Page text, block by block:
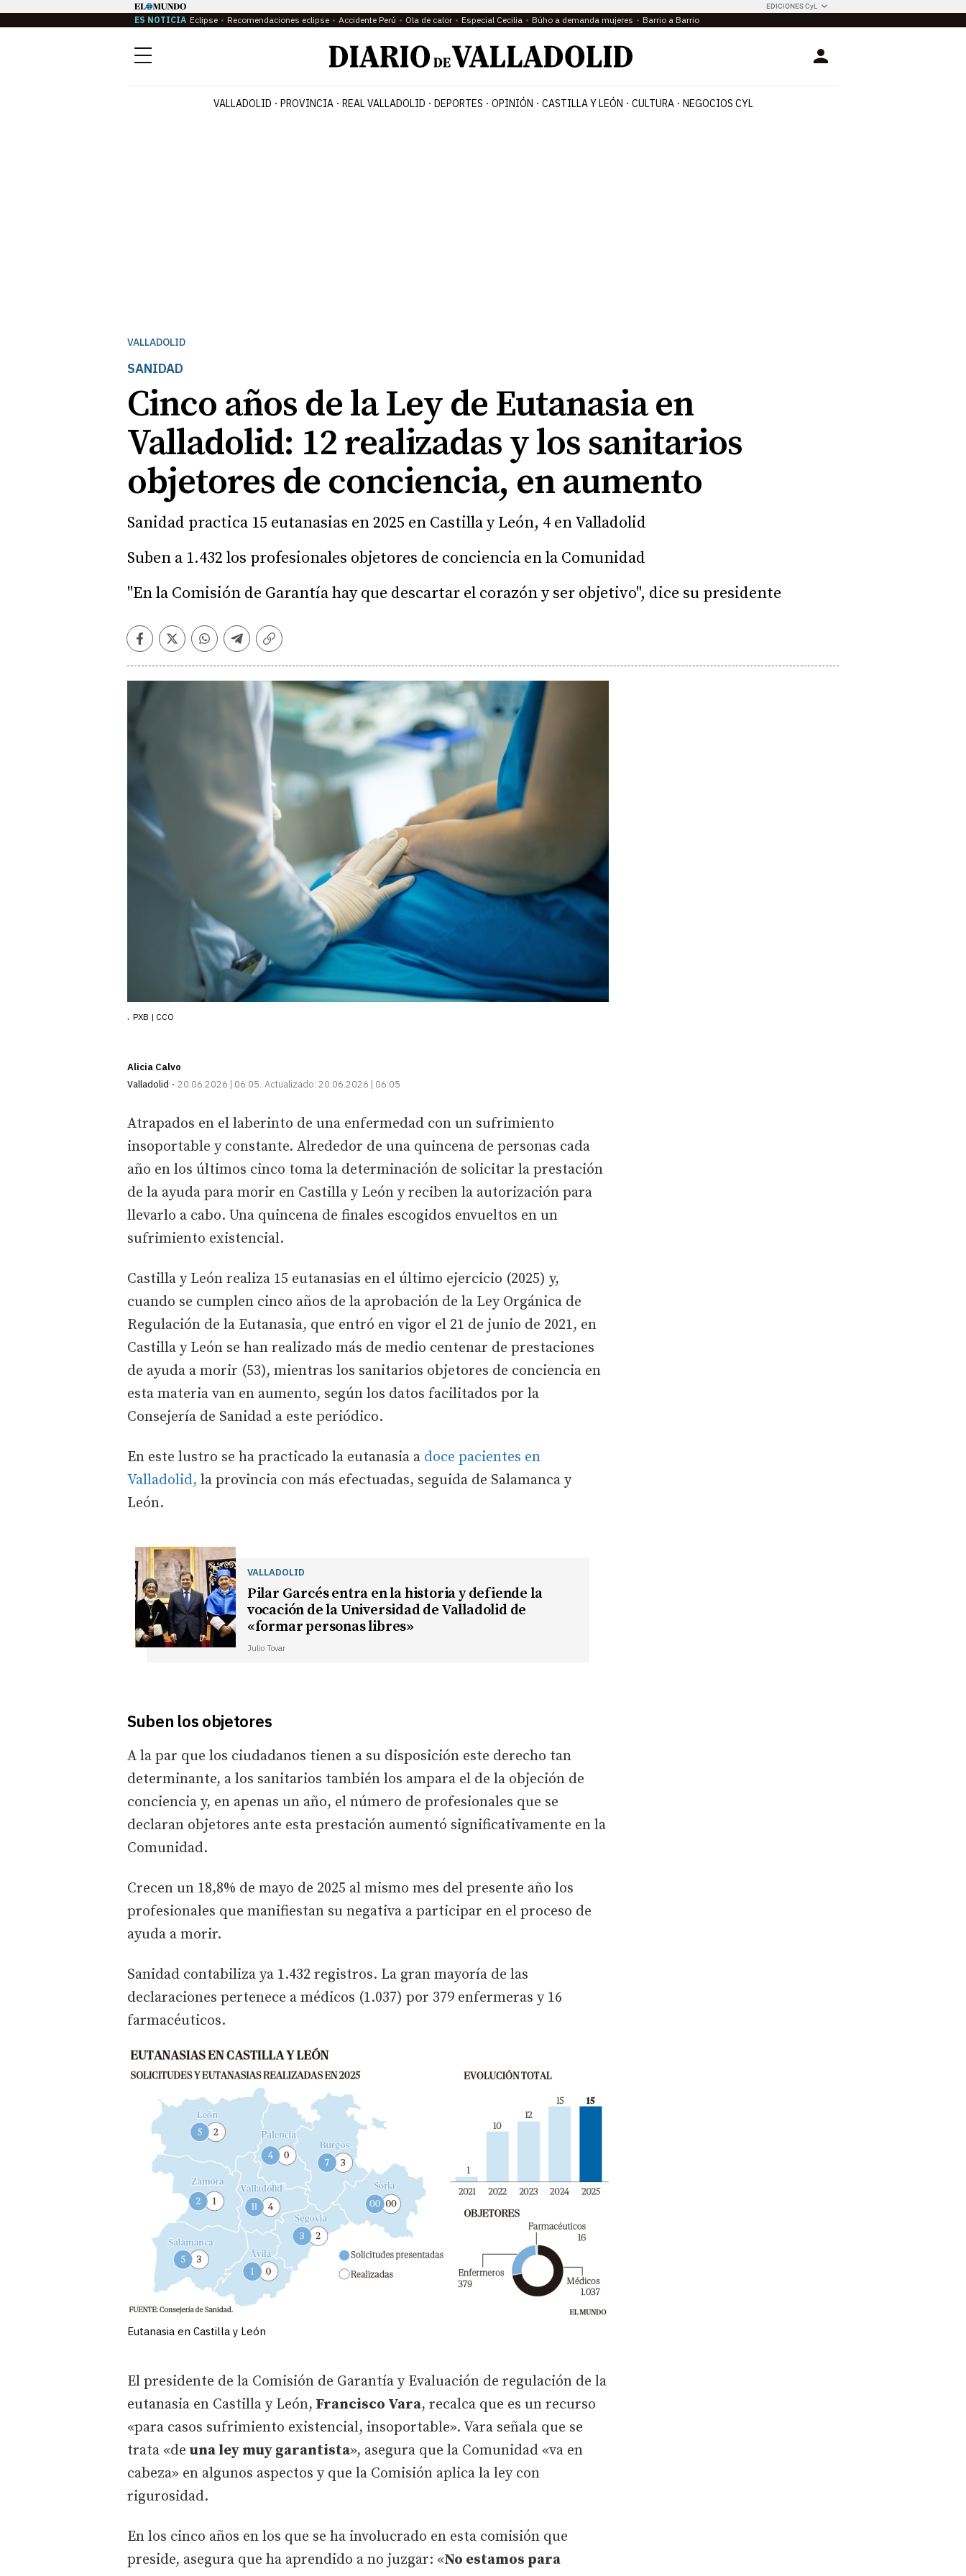
EDICIONES CyL
ES NOTICIA Eclipse Recomendaciones eclipse Accidente Perú Ola de calor Especial Cecilia Búho a demanda mujeres Barrio a Barrio
Menú Login
VALLADOLID PROVINCIA REAL VALLADOLID DEPORTES OPINIÓN CASTILLA Y LEÓN CULTURA NEGOCIOS CYL
VALLADOLID
SANIDAD
Cinco años de la Ley de Eutanasia en
Valladolid: 12 realizadas y los sanitarios
objetores de conciencia, en aumento
Sanidad practica 15 eutanasias en 2025 en Castilla y León, 4 en Valladolid
Suben a 1.432 los profesionales objetores de conciencia en la Comunidad
"En la Comisión de Garantía hay que descartar el corazón y ser objetivo", dice su presidente
Facebook
TwitterWhatsapp
Telegram
Copiar
. PXB | CCO
Alicia Calvo
Valladolid
20.06.2026 | 06:05 Actualizado: 20.06.2026 | 06:05
Atrapados en el laberinto de una enfermedad con un sufrimiento
insoportable y constante. Alrededor de una quincena de personas cada
año en los últimos cinco toma la determinación de solicitar la prestación
de la ayuda para morir en Castilla y León y reciben la autorización para
llevarlo a cabo. Una quincena de finales escogidos envueltos en un
sufrimiento existencial.
Castilla y León realiza 15 eutanasias en el último ejercicio (2025) y,
cuando se cumplen cinco años de la aprobación de la Ley Orgánica de
Regulación de la Eutanasia, que entró en vigor el 21 de junio de 2021, en
Castilla y León se han realizado más de medio centenar de prestaciones
de ayuda a morir (53), mientras los sanitarios objetores de conciencia en
esta materia van en aumento, según los datos facilitados por la
Consejería de Sanidad a este periódico.
En este lustro se ha practicado la eutanasia a doce pacientes en
Valladolid, la provincia con más efectuadas, seguida de Salamanca y
León.
VALLADOLID
Pilar Garcés entra en la historia y defiende la
vocación de la Universidad de Valladolid de
«formar personas libres»
Julio Tovar
Suben los objetores
A la par que los ciudadanos tienen a su disposición este derecho tan
determinante, a los sanitarios también los ampara el de la objeción de
conciencia y, en apenas un año, el número de profesionales que se
declaran objetores ante esta prestación aumentó significativamente en la
Comunidad.
Crecen un 18,8% de mayo de 2025 al mismo mes del presente año los
profesionales que manifiestan su negativa a participar en el proceso de
ayuda a morir.
Sanidad contabiliza ya 1.432 registros. La gran mayoría de las
declaraciones pertenece a médicos (1.037) por 379 enfermeras y 16
farmacéuticos.
Eutanasia en Castilla y León
El presidente de la Comisión de Garantía y Evaluación de regulación de la
eutanasia en Castilla y León, Francisco Vara, recalca que es un recurso
«para casos sufrimiento existencial, insoportable». Vara señala que se
trata «de una ley muy garantista», asegura que la Comunidad «va en
cabeza» en algunos aspectos y que la Comisión aplica la ley con
rigurosidad.
En los cinco años en los que se ha involucrado en esta comisión que
preside, asegura que ha aprendido a no juzgar: «No estamos para